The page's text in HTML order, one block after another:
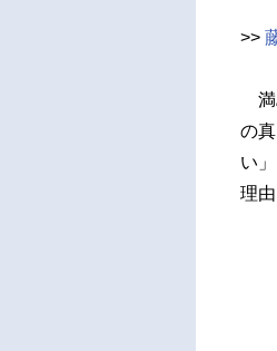
>>
満
の
い
理